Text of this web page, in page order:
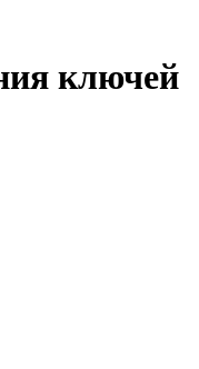
ключей